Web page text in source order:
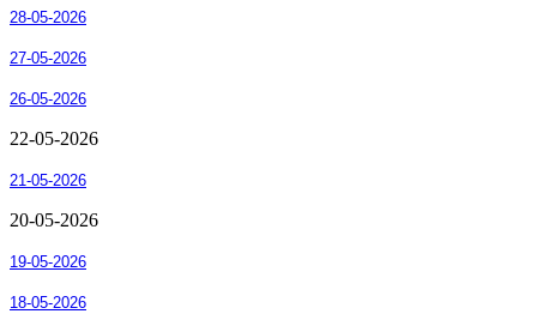
28-05-2026
27-05-2026
26-05-2026
22-05-2026
21-05-2026
20-05-2026
19-05-2026
18-05-2026